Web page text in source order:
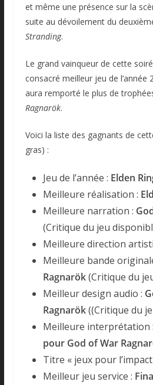
et même une présence sur la
suite au dévoilement du
Stranding.
Le grand vainqueur de cette
consacré meilleur jeu de l’année
aura remporté le plus de
Ragnarök.
Voici la liste des gagnants de
gras) :
Jeu de l’année : Elden
Meilleure réalisation :
Meilleure narration :
(Critique du jeu
Meilleure direction
Meilleure bande
Ragnarök(Critique du
Meilleur design audio :
Ragnarök((Critique du
Meilleure interprétation :
pour God of War
Titre « jeux pour l’impact
Meilleur jeu service :